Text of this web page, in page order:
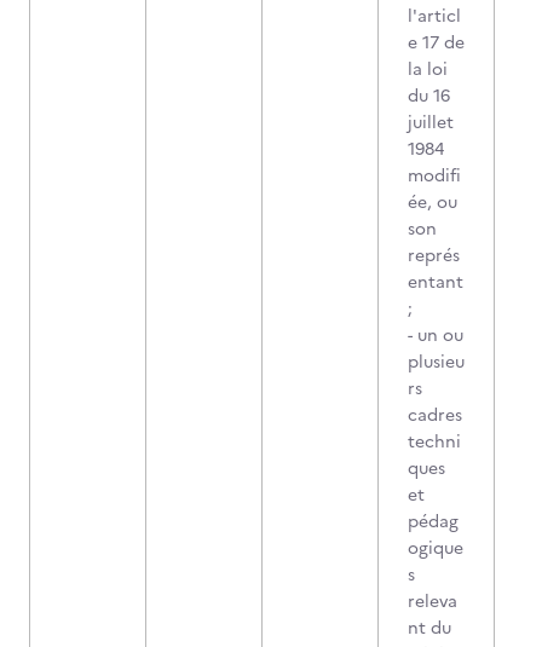
l'articl
e 17 de
la loi
du 16
juillet
1984
modifi
ée, ou
son
représ
entant
;
- un ou
plusieu
rs
cadres
techni
ques
et
pédag
ogique
s
releva
nt du